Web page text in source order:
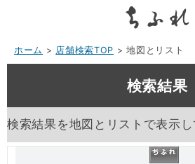
ホーム > 店舗検索TOP > 地図とリスト
検索結果
検索結果を地図とリストで表示